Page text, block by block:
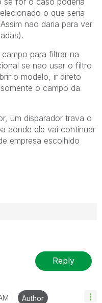
o que seria
nao daria para ver
para filtrar na
se nao usar o filtro
o modelo, ir direto
o campo da
um disparador trava o
aonde ele vai continuar
empresa escolhido
Reply
Author